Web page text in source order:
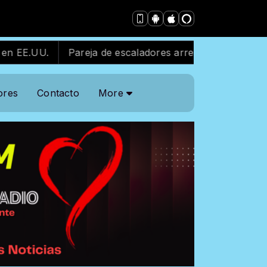
Pareja de escaladores arrestada tras escalar antena
Contacto More